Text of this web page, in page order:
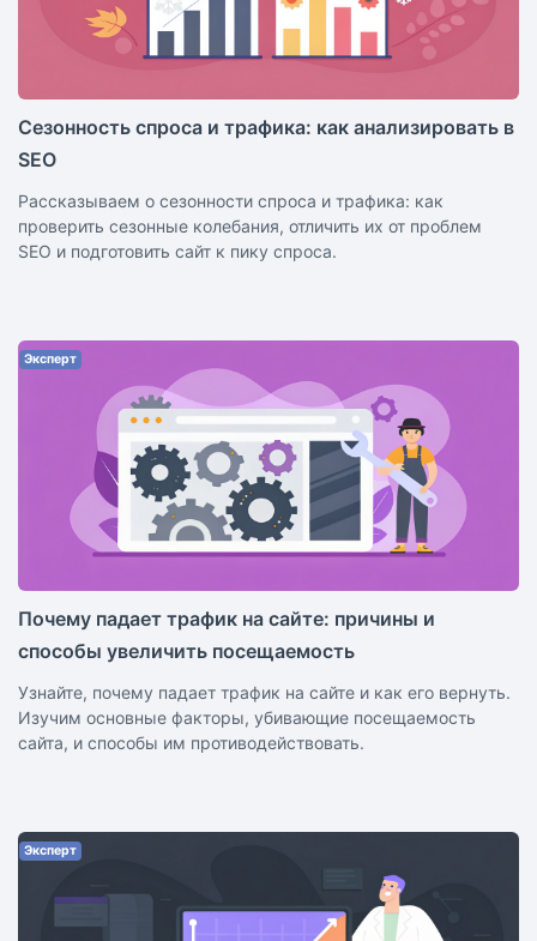
Сезонность спроса и трафика: как анализировать в
SEO
Рассказываем о сезонности спроса и трафика: как
проверить сезонные колебания, отличить их от проблем
SEO и подготовить сайт к пику спроса.
Эксперт
Почему падает трафик на сайте: причины и
способы увеличить посещаемость
Узнайте, почему падает трафик на сайте и как его вернуть.
Изучим основные факторы, убивающие посещаемость
сайта, и способы им противодействовать.
Эксперт